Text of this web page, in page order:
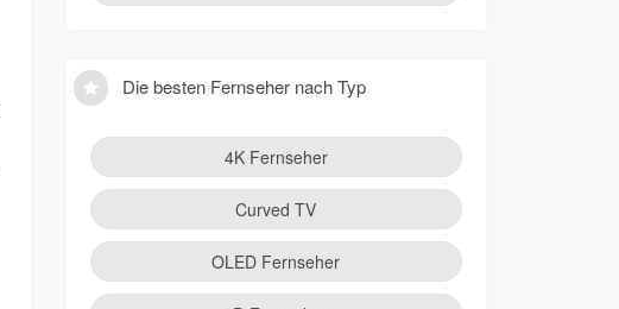
Die besten Fernseher nach Typ
4K Fernseher
Curved TV
OLED Fernseher